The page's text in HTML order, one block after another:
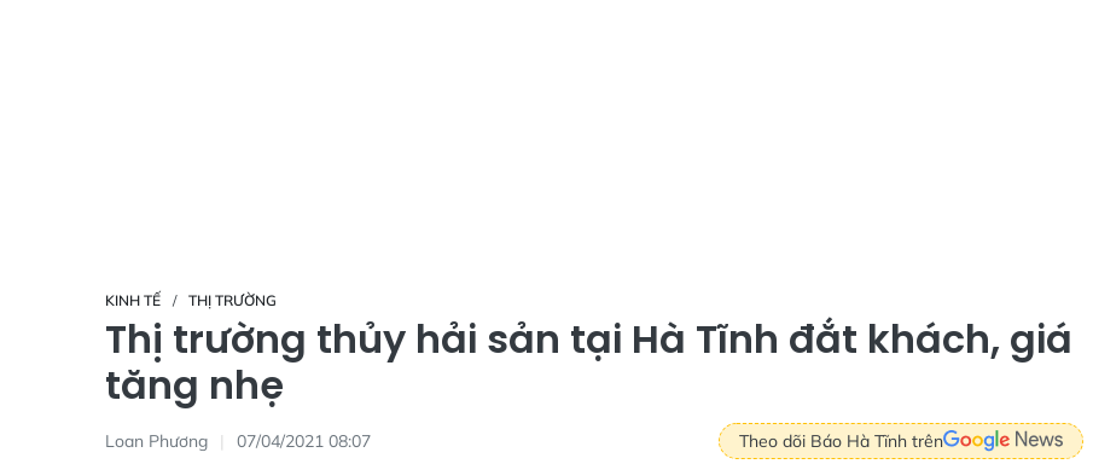
KINH TẾ THỊ TRƯỜNG
Thị trường thủy hải sản tại Hà Tĩnh đắt khách, giá
tăng nhẹ
Loan Phương 07/04/2021 08:07 Theo dõi Báo Hà Tĩnh trên